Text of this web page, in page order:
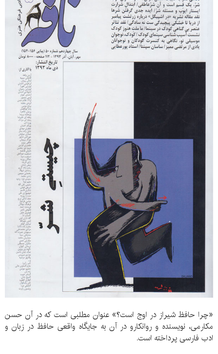
«چرا حافظ شیراز در اوج است؟» عنوان مطلبی است که در آن حسن
مکارمی، نویسنده و روانکارو در آن به جایگاه واقعی حافظ در زبان و
ادب فارسی پرداخته است.